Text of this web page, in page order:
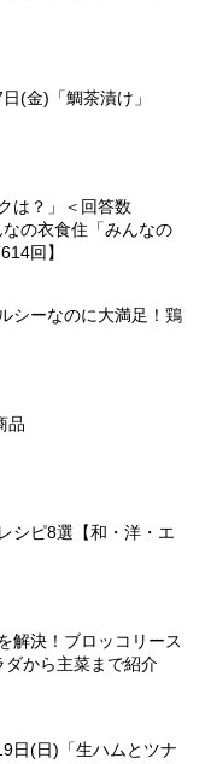
(金)「鯛茶漬け」
は？」＜回答数
の衣食住「みんなの
回】
シーなのに大満足！鶏
品
シピ8選【和・洋・エ
解決！ブロッコリース
から主菜まで紹介
日(日)「生ハムとツナ